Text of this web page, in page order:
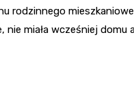
rodzinnego
miała wcześniej domu